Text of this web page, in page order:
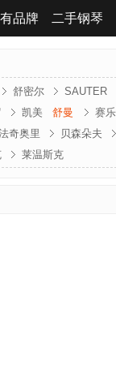
品牌 二手钢琴
舒密尔
SAUTER
凯美 舒曼
赛
奇奥里
贝森朵夫
莱温斯克